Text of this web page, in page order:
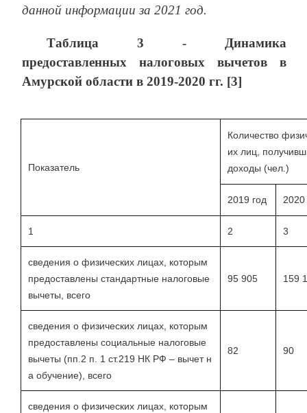
данной информации за 2021 год.
Таблица 3 - Динамика
предоставленных налоговых вычетов в
Амурской области в 2019-2020 гг. [3]
Показатель
Количество
их лиц,
доходы (чел.)
2019 год 2020
1 2 3
сведения о физических лицах, которым
предоставлены стандартные налоговые
вычеты, всего
95 905 159
сведения о физических лицах, которым
предоставлены социальные налоговые
вычеты (пп.2 п. 1 ст.219 НК РФ – вычет н
а обучение), всего
82 90
сведения о физических лицах, которым